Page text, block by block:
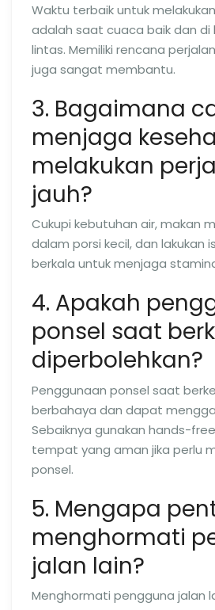
Waktu terbaik untuk
adalah saat cuaca baik dan di
lintas. Memiliki rencana
juga sangat membantu.
3. Bagaimana
menjaga
melakukan
jauh?
Cukupi kebutuhan air, makan
dalam porsi kecil, dan lakukan
berkala untuk menjaga
4. Apakah
ponsel saat
diperbolehkan?
Penggunaan ponsel saat
berbahaya dan dapat
Sebaiknya gunakan hands-
tempat yang aman jika perlu
ponsel.
5. Mengapa
menghormati
jalan lain?
Menghormati pengguna jalan